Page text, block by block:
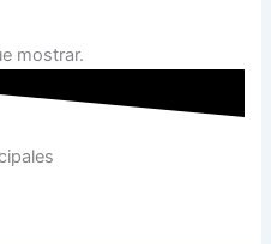
mostrar.